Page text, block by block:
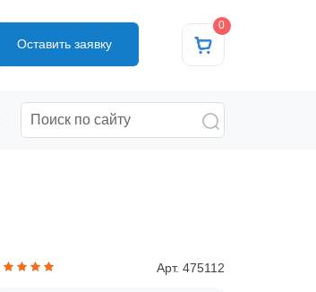
Оставить заявку
0
Арт. 475112